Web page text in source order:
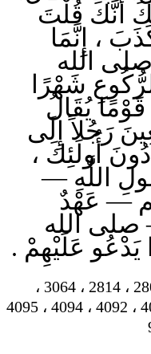
أَنَّكَ قُلْتَ
، إِنَّمَا
الله
شَهْرًا
يُقَالُ
رَجُلاً إِلَى
أُولَئِكَ ،
اللَّهِ —
— عَهْدٌ
الله
عَلَيْهِمْ .
أطرافه 1001 ، 1003 ، 1300 ، 2801 ، 2814 ، 3064 ،
3170 ، 4088 ، 4089 ، 4090 ، 4091 ، 4092 ، 4094 ، 4095